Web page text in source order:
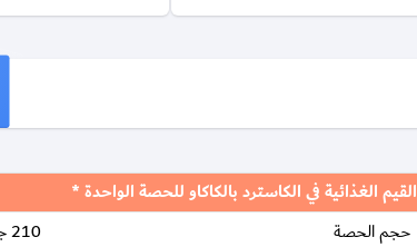
القيم الغذائية في الكاسترد بالكاكاو للحصة الواحدة *
حجم الحصة
210 جرام